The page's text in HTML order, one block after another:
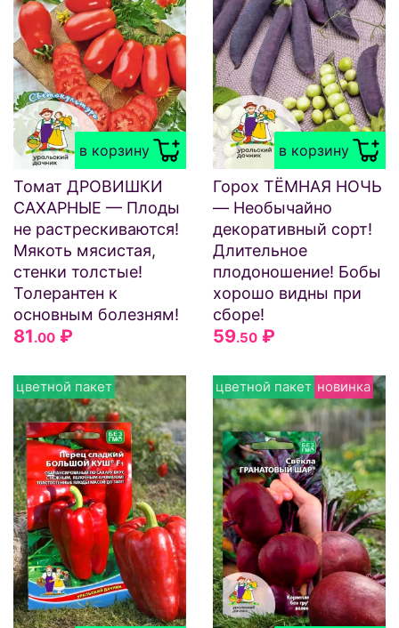
в корзину
Томат ДРОВИШКИ
САХАРНЫЕ — Плоды
не растрескиваются!
Мякоть мясистая,
стенки толстые!
Толерантен к
основным болезням!
81.00 ₽
в корзину
Горох ТЁМНАЯ НОЧЬ
— Необычайно
декоративный сорт!
Длительное
плодоношение! Бобы
хорошо видны при
сборе!
59.50 ₽
цветной пакет цветной пакет новинка